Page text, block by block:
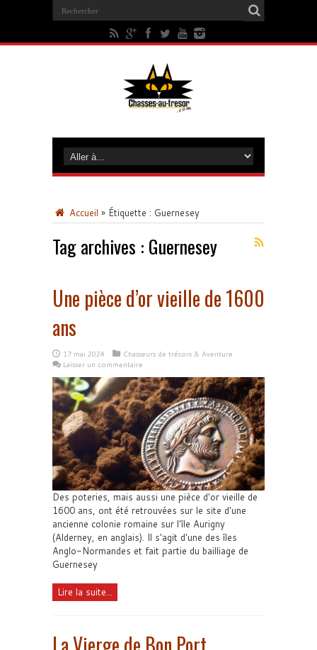
Accueil » Étiquette : Guernesey
Tag archives : Guernesey
Une pièce d’or vieille de 1600
ans
17 mai 2024
Chasseurs de trésors & Aventure
Laisser un commentaire
Des poteries, mais aussi une pièce d'or vieille de
1600 ans, ont été retrouvées sur le site d'une
ancienne colonie romaine sur l'île Aurigny
(Alderney, en anglais). Il s'agit d'une des îles
Anglo-Normandes et fait partie du bailliage de
Guernesey
Lire la suite...